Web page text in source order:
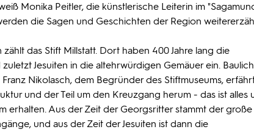
Monika Peitler, die künstlerische Leiterin im
die Sagen und Geschichten der Region
das Stift Millstatt. Dort haben 400 Jahre lang die
Jesuiten in die altehrwürdigen Gemäuer ein. Baulich
Nikolasch, dem Begründer des Stiftmuseums,
und der Teil um den Kreuzgang herum - das ist alles
erhalten. Aus der Zeit der Georgsritter stammt der
und aus der Zeit der Jesuiten ist dann die